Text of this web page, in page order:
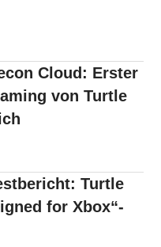
Cloud: Erster
von Turtle
Turtle
for Xbox“-